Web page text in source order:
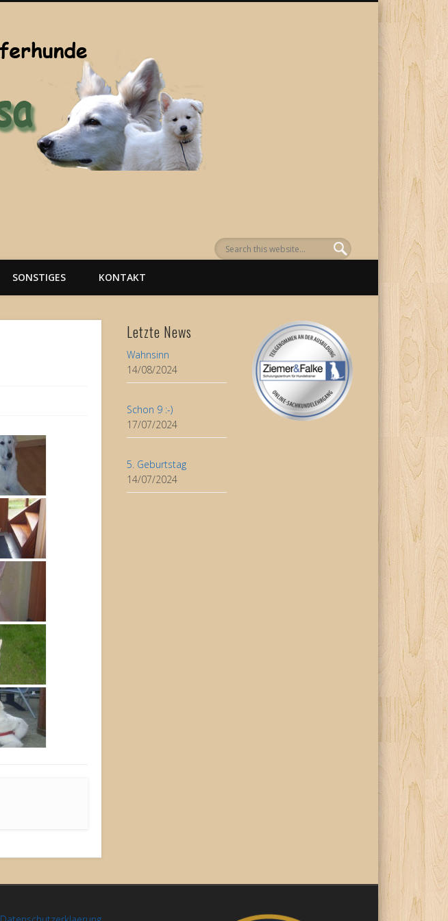
SONSTIGES KONTAKT
Letzte News
Wahnsinn
14/08/2024
Schon 9 :-)
17/07/2024
5. Geburtstag
14/07/2024